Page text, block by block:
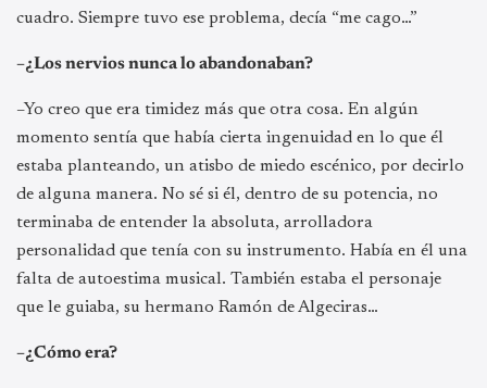
cuadro. Siempre tuvo ese problema, decía “me cago…”
–¿Los nervios nunca lo abandonaban?
–Yo creo que era timidez más que otra cosa. En algún
momento sentía que había cierta ingenuidad en lo que él
estaba planteando, un atisbo de miedo escénico, por decirlo
de alguna manera. No sé si él, dentro de su potencia, no
terminaba de entender la absoluta, arrolladora
personalidad que tenía con su instrumento. Había en él una
falta de autoestima musical. También estaba el personaje
que le guiaba, su hermano Ramón de Algeciras…
–¿Cómo era?